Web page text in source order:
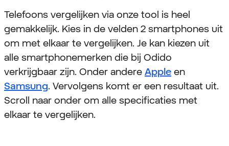
Telefoons vergelijken via onze tool is heel
gemakkelijk. Kies in de velden 2 smartphones uit
om met elkaar te vergelijken. Je kan kiezen uit
alle smartphonemerken die bij Odido
verkrijgbaar zijn. Onder andere Apple en
Samsung. Vervolgens komt er een resultaat uit.
Scroll naar onder om alle specificaties met
elkaar te vergelijken.